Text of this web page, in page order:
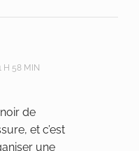
H 58 MIN
de
et c’est
une